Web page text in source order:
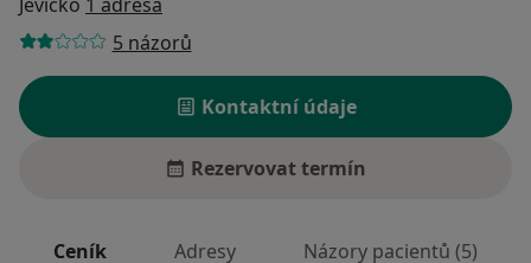
5 názorů
Kontaktní údaje
Rezervovat termín
Ceník Adresy Názory pacientů (5)